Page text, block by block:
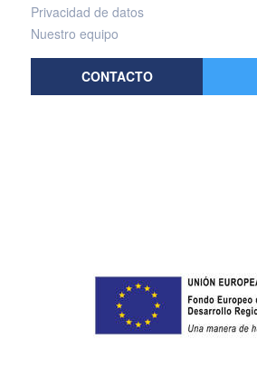
Privacidad de datos
Nuestro equipo
CONTACTO